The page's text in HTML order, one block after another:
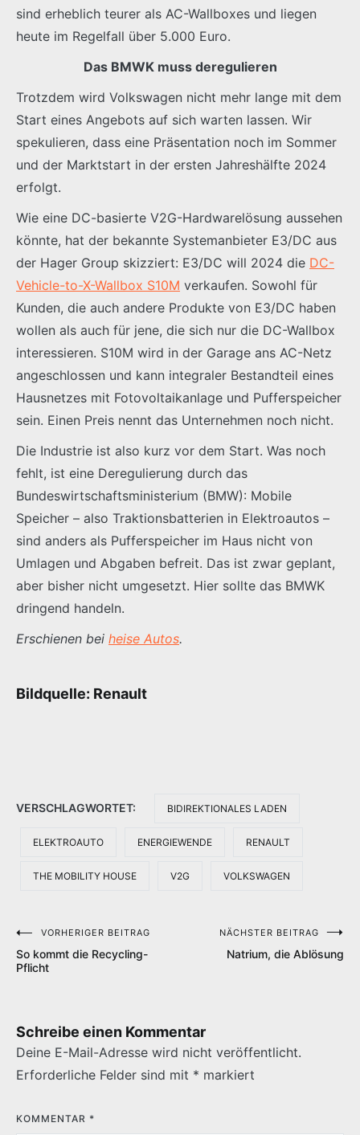
sind erheblich teurer als AC-Wallboxes und liegen
heute im Regelfall über 5.000 Euro.
Das BMWK muss deregulieren
Trotzdem wird Volkswagen nicht mehr lange mit dem
Start eines Angebots auf sich warten lassen. Wir
spekulieren, dass eine Präsentation noch im Sommer
und der Marktstart in der ersten Jahreshälfte 2024
erfolgt.
Wie eine DC-basierte V2G-Hardwarelösung aussehen
könnte, hat der bekannte Systemanbieter E3/DC aus
der Hager Group skizziert: E3/DC will 2024 die DC-
Vehicle-to-X-Wallbox S10M verkaufen. Sowohl für
Kunden, die auch andere Produkte von E3/DC haben
wollen als auch für jene, die sich nur die DC-Wallbox
interessieren. S10M wird in der Garage ans AC-Netz
angeschlossen und kann integraler Bestandteil eines
Hausnetzes mit Fotovoltaikanlage und Pufferspeicher
sein. Einen Preis nennt das Unternehmen noch nicht.
Die Industrie ist also kurz vor dem Start. Was noch
fehlt, ist eine Deregulierung durch das
Bundeswirtschaftsministerium (BMW): Mobile
Speicher – also Traktionsbatterien in Elektroautos –
sind anders als Pufferspeicher im Haus nicht von
Umlagen und Abgaben befreit. Das ist zwar geplant,
aber bisher nicht umgesetzt. Hier sollte das BMWK
dringend handeln.
Erschienen bei heise Autos.
Bildquelle: Renault
VERSCHLAGWORTET: BIDIREKTIONALES LADEN
ELEKTROAUTO ENERGIEWENDE RENAULT
THE MOBILITY HOUSE V2G VOLKSWAGEN
Beitragsnavigation
VORHERIGER BEITRAG
So kommt die Recycling-
Pflicht
NÄCHSTER BEITRAG
Natrium, die Ablösung
Schreibe einen Kommentar
Deine E-Mail-Adresse wird nicht veröffentlicht.
Erforderliche Felder sind mit * markiert
KOMMENTAR *